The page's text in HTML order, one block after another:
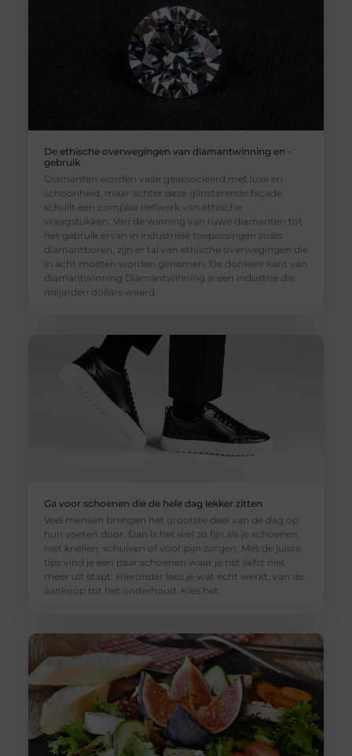
De ethische overwegingen van diamantwinning en -
gebruik
Diamanten worden vaak geassocieerd met luxe en
schoonheid, maar achter deze glinsterende façade
schuilt een complex netwerk van ethische
vraagstukken. Van de winning van ruwe diamanten tot
het gebruik ervan in industriële toepassingen zoals
diamantboren, zijn er tal van ethische overwegingen die
in acht moeten worden genomen. De donkere kant van
diamantwinning Diamantwinning is een industrie die
miljarden dollars waard
Ga voor schoenen die de hele dag lekker zitten
Veel mensen brengen het grootste deel van de dag op
hun voeten door. Dan is het wel zo fijn als je schoenen
niet knellen, schuiven of voor pijn zorgen. Met de juiste
tips vind je een paar schoenen waar je het liefst niet
meer uit stapt. Hieronder lees je wat echt werkt, van de
aankoop tot het onderhoud. Kies het